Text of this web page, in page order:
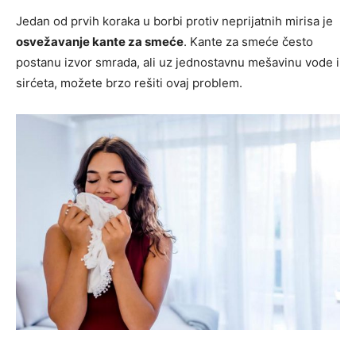
Jedan od prvih koraka u borbi protiv neprijatnih mirisa je
osvežavanje kante za smeće. Kante za smeće često
postanu izvor smrada, ali uz jednostavnu mešavinu vode i
sirćeta, možete brzo rešiti ovaj problem.